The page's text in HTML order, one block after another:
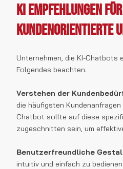
KI Empfehlungen für
Kundenorientierte
Unternehmen, die KI-
Folgendes beachten:
Verstehen der
die häufigsten Kundenanfragen
Chatbot sollte auf diese
zugeschnitten sein, um
Benutzerfreundliche
intuitiv und einfach zu